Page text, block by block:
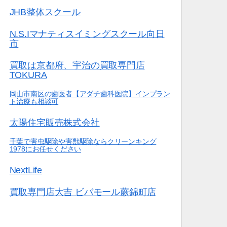
JHB整体スクール
N.S.Iマナティスイミングスクール向日
市
買取は京都府、宇治の買取専門店
TOKURA
岡山市南区の歯医者【アダチ歯科医院】インプラン
ト治療も相談可
太陽住宅販売株式会社
千葉で害虫駆除や害獣駆除ならクリーンキング
1978にお任せください
NextLife
買取専門店大吉 ビバモール蕨錦町店